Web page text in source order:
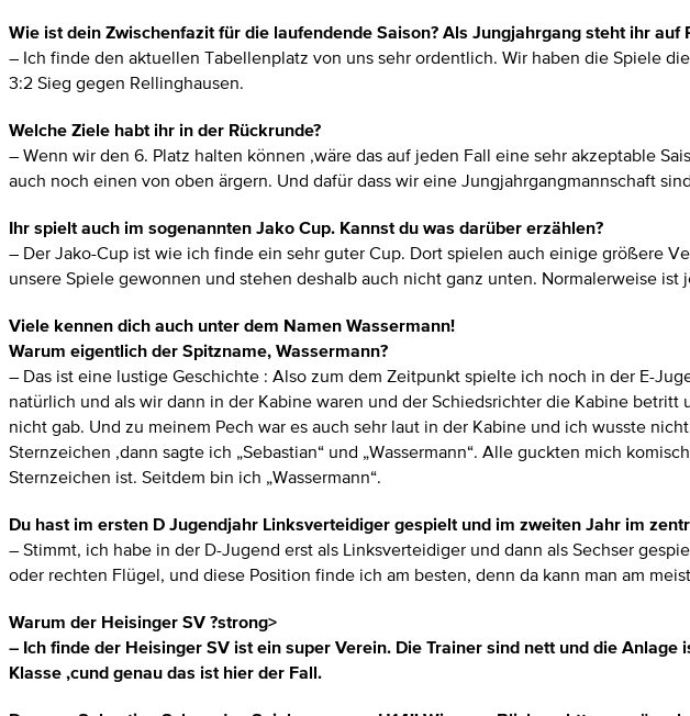
Wie ist dein Zwischenfazit für die laufendende Saison? Als Jungjahrgang steht ihr auf
– Ich finde den aktuellen Tabellenplatz von uns sehr ordentlich. Wir haben die Spiele
3:2 Sieg gegen Rellinghausen.
Welche Ziele habt ihr in der Rückrunde?
– Wenn wir den 6. Platz halten können ,wäre das auf jeden Fall eine sehr akzeptable
auch noch einen von oben ärgern. Und dafür dass wir eine Jungjahrgangmannschaft
Ihr spielt auch im sogenannten Jako Cup. Kannst du was darüber erzählen?
– Der Jako-Cup ist wie ich finde ein sehr guter Cup. Dort spielen auch einige größere
unsere Spiele gewonnen und stehen deshalb auch nicht ganz unten. Normalerweise
Viele kennen dich auch unter dem Namen Wassermann!
Warum eigentlich der Spitzname, Wassermann?
– Das ist eine lustige Geschichte : Also zum dem Zeitpunkt spielte ich noch in der E-
natürlich und als wir dann in der Kabine waren und der Schiedsrichter die Kabine
nicht gab. Und zu meinem Pech war es auch sehr laut in der Kabine und ich wusste
Sternzeichen ,dann sagte ich „Sebastian“ und „Wassermann“. Alle guckten mich
Sternzeichen ist. Seitdem bin ich „Wassermann“.
Du hast im ersten D Jugendjahr Linksverteidiger gespielt und im zweiten Jahr im
– Stimmt, ich habe in der D-Jugend erst als Linksverteidiger und dann als Sechser
oder rechten Flügel, und diese Position finde ich am besten, denn da kann man am
Warum der Heisinger SV ?strong>
– Ich finde der Heisinger SV ist ein super Verein. Die Trainer sind nett und die
Klasse ,cund genau das ist hier der Fall.